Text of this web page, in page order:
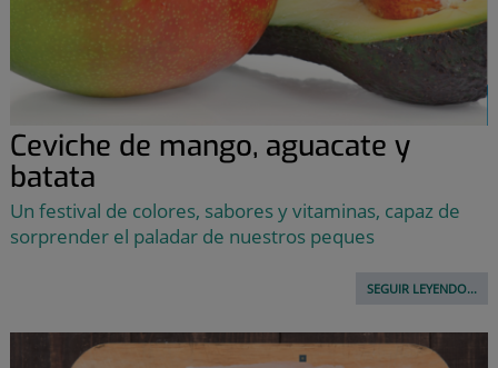
Ceviche de mango, aguacate y
batata
Un festival de colores, sabores y vitaminas, capaz de
sorprender el paladar de nuestros peques
SEGUIR LEYENDO...